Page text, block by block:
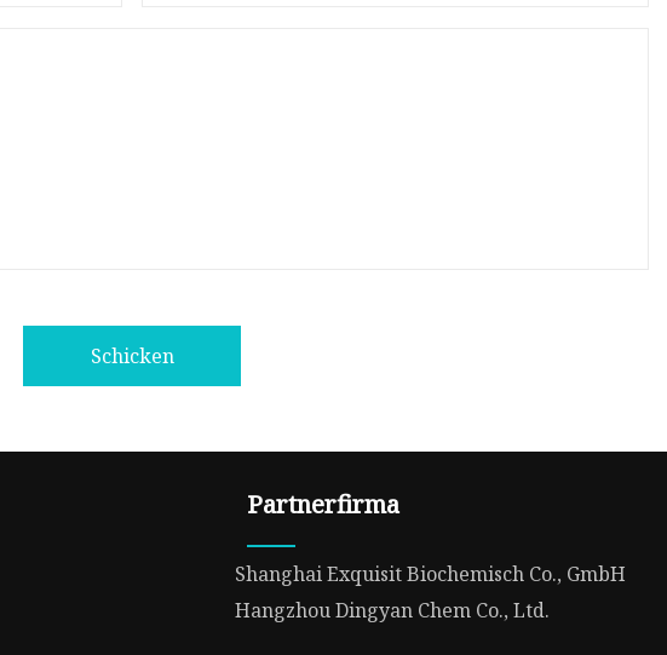
Schicken
Partnerfirma
Shanghai Exquisit Biochemisch Co., GmbH
Hangzhou Dingyan Chem Co., Ltd.